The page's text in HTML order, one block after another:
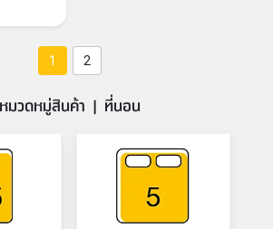
1 2
หมวดหมู่สินค้า | ที่นอน